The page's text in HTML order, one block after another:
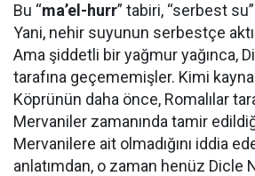
Bu “ma’el-hurr” tabiri, “serbest
Yani, nehir suyunun serbestçe
Ama şiddetli bir yağmur yağınca,
tarafına geçememişler. Kimi
Köprünün daha önce, Romalılar
Mervaniler zamanında tamir
Mervanilere ait olmadığını iddia
anlatımdan, o zaman henüz Dicle